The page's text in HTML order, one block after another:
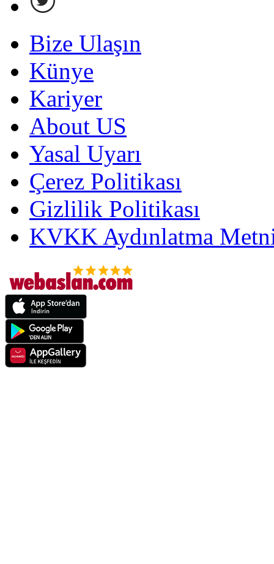
Bize Ulaşın
Künye
Kariyer
About US
Yasal Uyarı
Çerez Politikası
Gizlilik Politikası
KVKK Aydınlatma